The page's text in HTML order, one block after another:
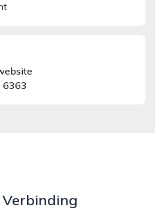
6363
Verbinding